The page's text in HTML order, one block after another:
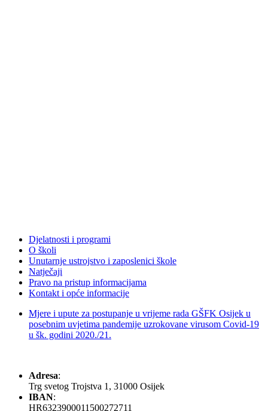
Djelatnosti i programi
O školi
Unutarnje ustrojstvo i zaposlenici škole
Natječaji
Pravo na pristup informacijama
Kontakt i opće informacije
Mjere i upute za postupanje u vrijeme rada GŠFK Osijek u
posebnim uvjetima pandemije uzrokovane virusom Covid-19
u šk. godini 2020./21.
Adresa:
Trg svetog Trojstva 1, 31000 Osijek
IBAN:
HR6323900011500272711